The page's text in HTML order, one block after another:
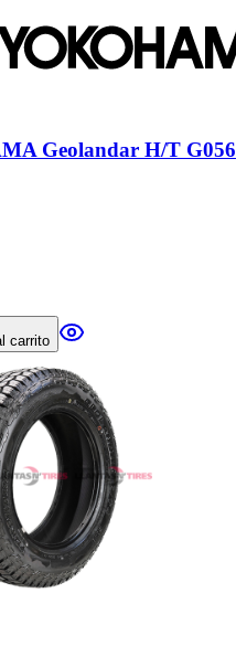
Geolandar H/T G056
carrito